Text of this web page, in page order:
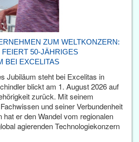
ZUM WELTKONZERN:
50-JÄHRIGES
BEI EXCELITAS
Jubiläum steht bei Excelitas in
blickt am 1. August 2026 auf
zurück. Mit seinem
und seiner Verbundenheit
er den Wandel vom regionalen
agierenden Technologiekonzern